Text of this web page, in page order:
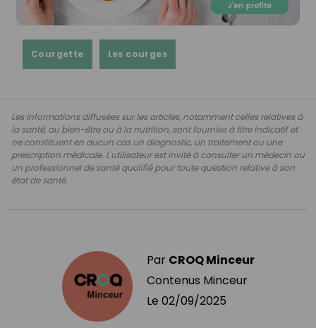
Courgette Les courges
Les informations diffusées sur les articles, notamment celles relatives à
la santé, au bien-être ou à la nutrition, sont fournies à titre indicatif et
ne constituent en aucun cas un diagnostic, un traitement ou une
prescription médicale. L'utilisateur est invité à consulter un médecin ou
un professionnel de santé qualifié pour toute question relative à son
état de santé.
Par CROQ Minceur
Contenus Minceur
Le 02/09/2025